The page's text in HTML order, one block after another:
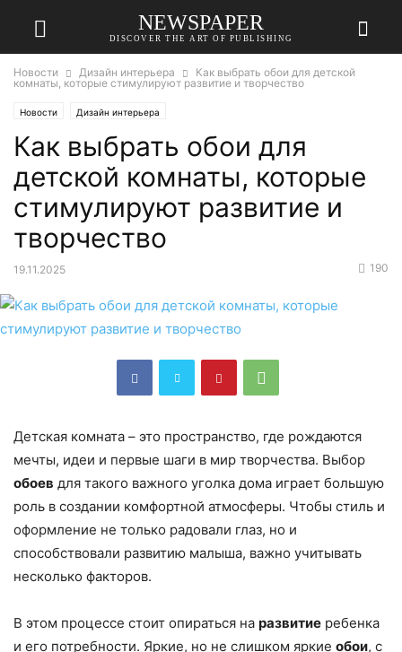
NEWSPAPER
DISCOVER THE ART OF PUBLISHING
Новости Дизайн интерьера
Как выбрать обои для детской
комнаты, которые стимулируют развитие и творчество
Новости Дизайн интерьера
Как выбрать обои для
детской комнаты, которые
стимулируют развитие и
творчество
19.11.2025 190
Детская комната – это пространство, где рождаются
мечты, идеи и первые шаги в мир творчества. Выбор
обоев для такого важного уголка дома играет большую
роль в создании комфортной атмосферы. Чтобы стиль и
оформление не только радовали глаз, но и
способствовали развитию малыша, важно учитывать
несколько факторов.
В этом процессе стоит опираться на развитие ребенка
и его потребности. Яркие, но не слишком яркие обои, с